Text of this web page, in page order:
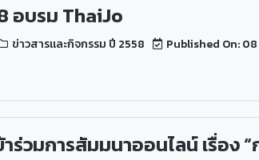
อบรม ThaiJo
ข่าวสารและกิจกรรม ปี 2558 Published On: 08
ร่วมการสัมมนาออนไลน์ เรื่อง